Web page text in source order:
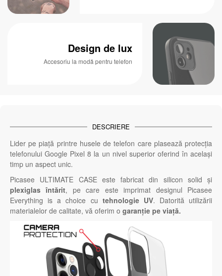
Design de lux
Accesoriu la modă pentru telefon
DESCRIERE
Lider pe piață printre husele de telefon care plasează protecția
telefonului Google Pixel 8 la un nivel superior oferind în același
timp un aspect unic.
Picasee ULTIMATE CASE este fabricat din silicon solid și
plexiglas întărit, pe care este imprimat designul Picasee
Everything is a choice cu tehnologie UV. Datorită utilizării
materialelor de calitate, vă oferim o garanție pe viață.